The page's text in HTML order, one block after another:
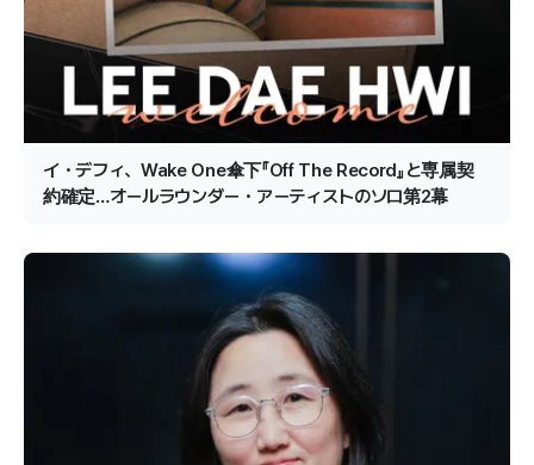
イ・デフィ、Wake One傘下『Off The Record』と専属契
約確定…オールラウンダー・アーティストのソロ第2幕